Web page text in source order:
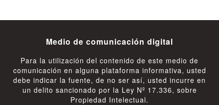
Medio de comunicación digital
Para la utilización del contenido de este medio de
comunicación en alguna plataforma informativa, usted
debe indicar la fuente, de no ser así, usted incurre en
un delito sancionado por la Ley Nº 17.336, sobre
Propiedad Intelectual.